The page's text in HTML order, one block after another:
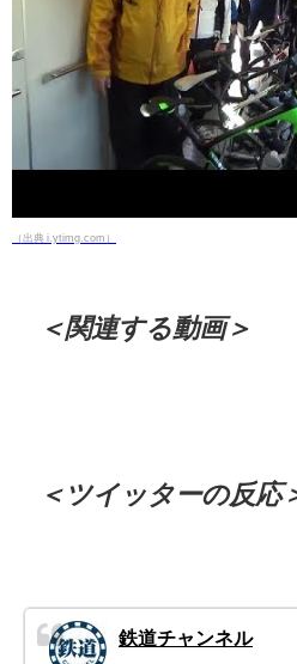
（出典 i.ytimg.com）
＜関連する動画＞
＜ツイッターの反応
鉄道チャンネル